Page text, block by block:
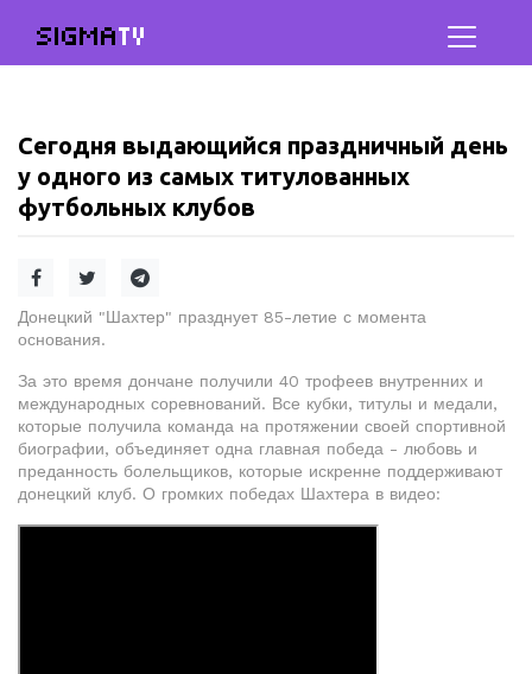
SIGMATV
Сегодня выдающийся праздничный день
у одного из самых титулованных
футбольных клубов
Донецкий "Шахтер" празднует 85-летие с момента
основания.
За это время дончане получили 40 трофеев внутренних и
международных соревнований. Все кубки, титулы и медали,
которые получила команда на протяжении своей спортивной
биографии, объединяет одна главная победа - любовь и
преданность болельщиков, которые искренне поддерживают
донецкий клуб. О громких победах Шахтера в видео: